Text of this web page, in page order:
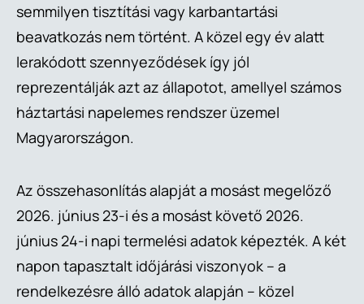
semmilyen tisztítási vagy karbantartási
beavatkozás nem történt. A közel egy év alatt
lerakódott szennyeződések így jól
reprezentálják azt az állapotot, amellyel számos
háztartási napelemes rendszer üzemel
Magyarországon.
Az összehasonlítás alapját a mosást megelőző
2026. június 23-i és a mosást követő 2026.
június 24-i napi termelési adatok képezték. A két
napon tapasztalt időjárási viszonyok – a
rendelkezésre álló adatok alapján – közel